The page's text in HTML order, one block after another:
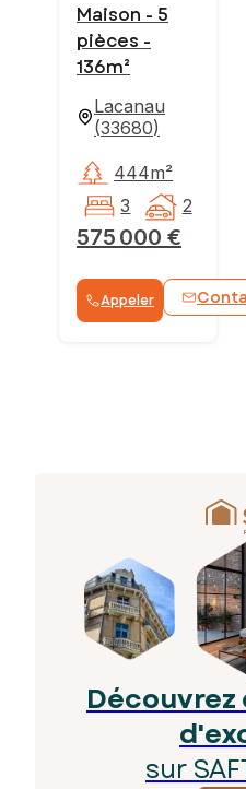
Maison - 5
pièces -
136m²
Lacanau
(33680)
575 000 €
444m²
3
2
Appeler
sur